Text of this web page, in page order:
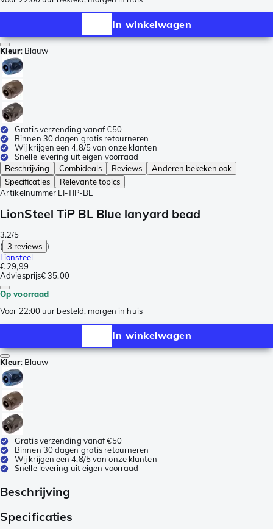
In winkelwagen
Kleur: Blauw
Gratis verzending vanaf €50
Binnen 30 dagen gratis retourneren
Wij krijgen een 4,8/5 van onze klanten
Snelle levering uit eigen voorraad
Beschrijving
Combideals Reviews
Anderen bekeken ook
Specificaties
Relevante topics
Artikelnummer LI-TIP-BL
LionSteel TiP BL Blue lanyard bead
3.2/5
( 3 reviews )
Lionsteel
€ 29,99
Adviesprijs€ 35,00
Op voorraad
Voor 22:00 uur besteld, morgen in huis
In winkelwagen
Kleur: Blauw
Gratis verzending vanaf €50
Binnen 30 dagen gratis retourneren
Wij krijgen een 4,8/5 van onze klanten
Snelle levering uit eigen voorraad
Beschrijving
Specificaties